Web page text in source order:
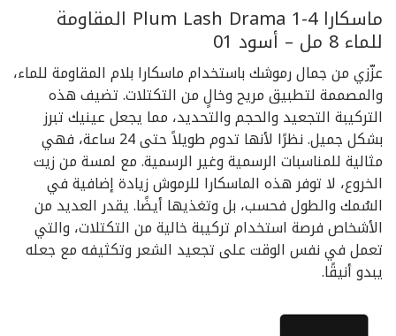
ماسكارا Plum Lash Drama 1-4 المقاومة
للماء 8 مل – أسود 01
عزّزي من جمال رموشك باستخدام ماسكارا بلام المقاومة للماء،
والمصممة لتطبيق مريح وخالٍ من التكتلات. تضيف هذه
التركيبة التجعيد والحجم والتحديد، مما يجعل عينيك تبرز
بشكل جميل. نظرًا لأنها تدوم طويلاً حتى 24 ساعة، فهي
مثالية للمناسبات الرسمية وغير الرسمية. مع لمسة من زيت
الخروع، لا توفر هذه الماسكارا للرموش زيادة إضافية في
السُمك والطول فحسب، بل وتغذيها أيضًا. يقدر العديد من
الأشخاص فرصة استخدام تركيبة خالية من التكتلات، والتي
تعمل في نفس الوقت على تجعيد الشعر وتكثيفه مع جعله
يبدو أنيقًا.